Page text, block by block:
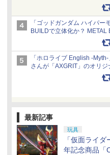
ンナーアームガトリングの
最新フォーマットでキット
pic.x.com/nszPIDTpbg
「ゴッドガンダム ハイパー
BUILDで立体化か？ METAL
が公開 pic.x.com/
「ホロライブ English -
さんが「AXGRIT」のオリ
ュア化 pic.x.com/
最新記事
玩具
「仮面ライ
年記念商品「